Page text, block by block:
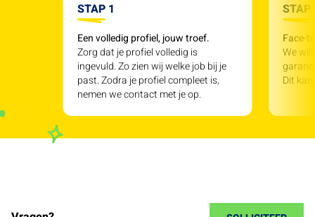
STAP 1
Een volledig profiel, jouw troef.
Zorg dat je profiel volledig is
ingevuld. Zo zien wij welke job bij je
past. Zodra je profiel compleet is,
nemen we contact met je op.
STAP
Face-
We
Dit